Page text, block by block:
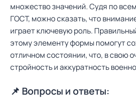
множество значений. Судя по
ГОСТ, можно сказать, что
играет ключевую роль.
этому элементу формы помогут
отличном состоянии, что, в свою
стройность и аккуратность
📌 Вопросы и ответы: